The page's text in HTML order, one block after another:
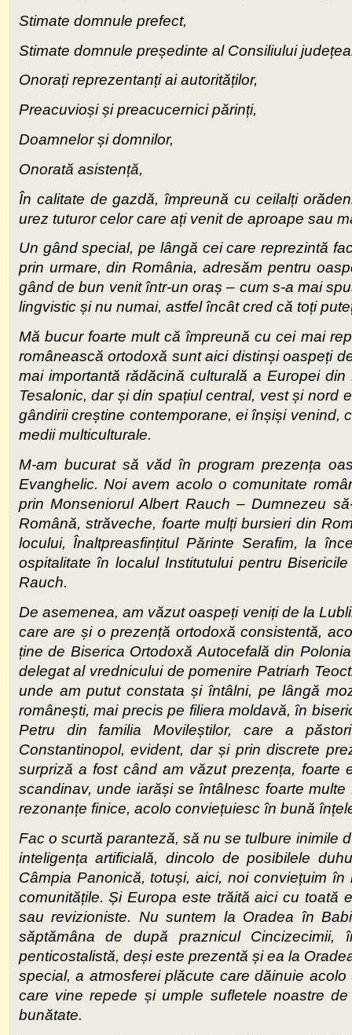
Stimate domnule prefect,
Stimate domnule președinte al Consiliului
Onorați reprezentanți ai autorităților,
Preacuvioși și preacucernici părinți,
Doamnelor și domnilor,
Onorată asistență,
În calitate de gazdă, împreună cu ceilalți
urez tuturor celor care ați venit de aproape sau
Un gând special, pe lângă cei care reprezintă
prin urmare, din România, adresăm pentru
gând de bun venit într-un oraș – cum s-a mai
lingvistic și nu numai, astfel încât cred că toți
Mă bucur foarte mult că împreună cu cei mai
românească ortodoxă sunt aici distinși oaspeți
mai importantă rădăcină culturală a Europei
Tesalonic, dar și din spațiul central, vest și nord
gândirii creștine contemporane, ei înșiși venind,
medii multiculturale.
M-am bucurat să văd în program prezența
Evanghelic. Noi avem acolo o comunitate
prin Monseniorul Albert Rauch – Dumnezeu
Română, străveche, foarte mulți bursieri din
locului, Înaltpreasfințitul Părinte Serafim, la
ospitalitate în localul Institutului pentru
Rauch.
De asemenea, am văzut oaspeți veniți de la
care are și o prezență ortodoxă consistentă,
ține de Biserica Ortodoxă Autocefală din
delegat al vrednicului de pomenire Patriarh
unde am putut constata și întâlni, pe lângă
românești, mai precis pe filiera moldavă, în
Petru din familia Movileștilor, care a
Constantinopol, evident, dar și prin discrete
surpriză a fost când am văzut prezența, foarte
scandinav, unde iarăși se întâlnesc foarte
rezonanțe finice, acolo conviețuiesc în bună
Fac o scurtă paranteză, să nu se tulbure inimile
inteligența artificială, dincolo de posibilele
Câmpia Panonică, totuși, aici, noi conviețuim
comunitățile. Și Europa este trăită aici cu toată
sau revizioniste. Nu suntem la Oradea în
săptămâna de după praznicul
penticostalistă, deși este prezentă și ea la
special, a atmosferei plăcute care dăinuie
care vine repede și umple sufletele noastre
bunătate.